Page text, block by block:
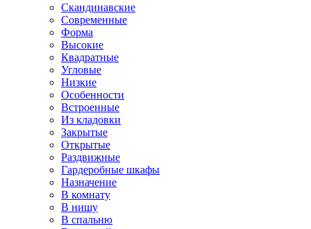
Скандинавские
Современные
Форма
Высокие
Квадратные
Угловые
Низкие
Особенности
Встроенные
Из кладовки
Закрытые
Открытые
Раздвижные
Гардеробные шкафы
Назначение
В комнату
В нишу
В спальню